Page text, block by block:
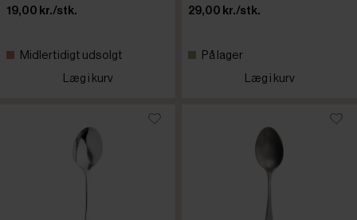
19,00 kr./stk.
Midlertidigt udsolgt
Læg i kurv
29,00 kr./stk.
På lager
Læg i kurv